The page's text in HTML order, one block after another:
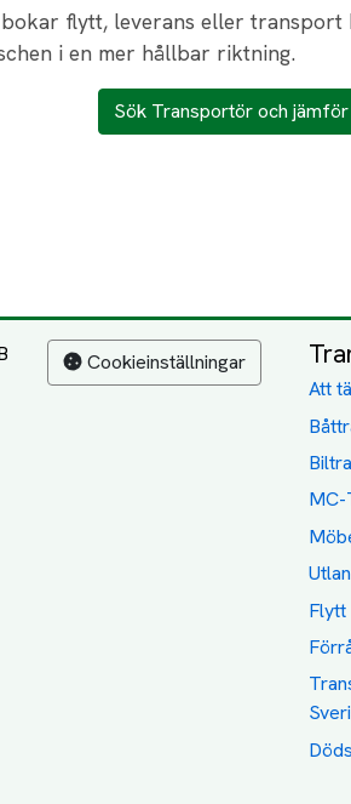
bokar flytt, leverans eller
i en mer hållbar riktning.
Sök Transportör och
Cookieinställningar
Att
Flytt